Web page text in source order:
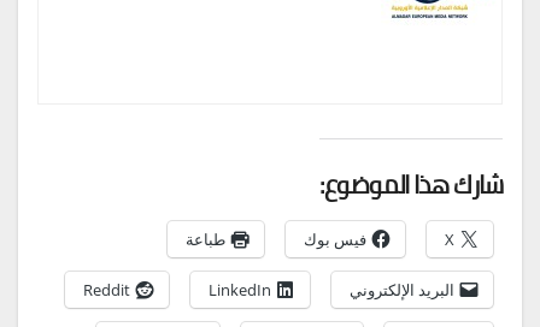
شارك هذا الموضوع:
X فيس بوك طباعة
البريد الإلكتروني LinkedIn
Reddit